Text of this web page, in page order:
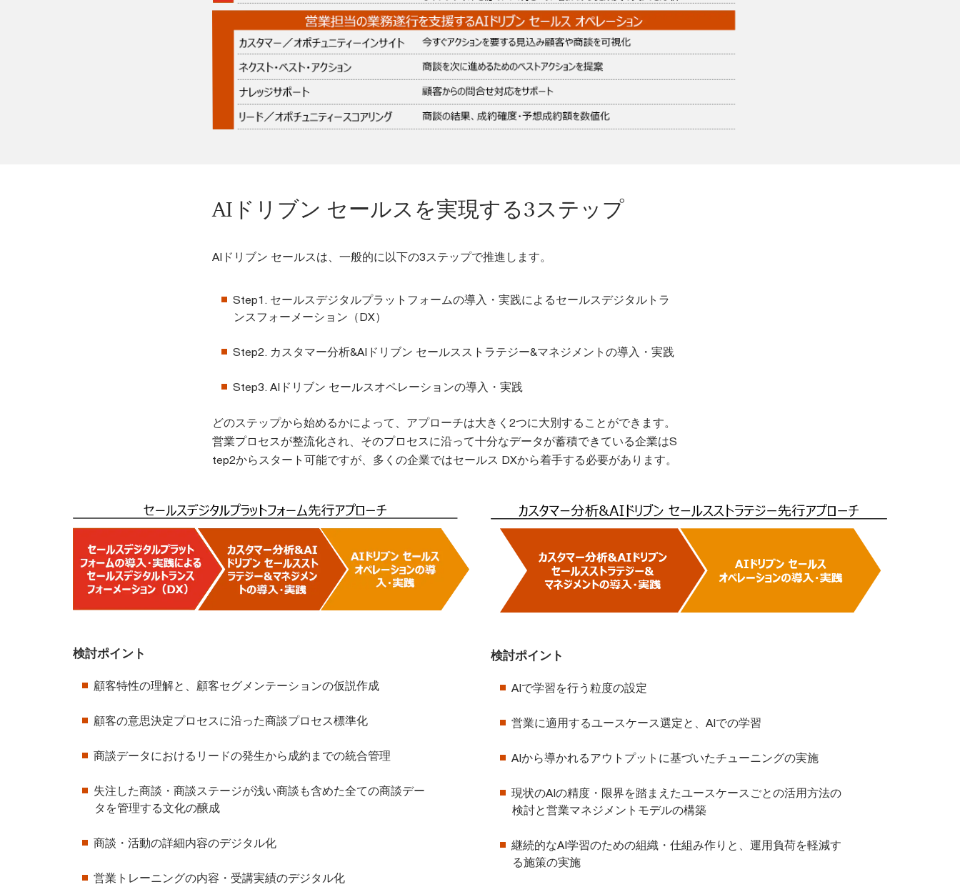
AIドリブン セールスを実現する3ステップ
AIドリブン セールスは、一般的に以下の3ステップで推進します。
Step1. セールスデジタルプラットフォームの導入・実践によるセールスデジタルトラ
ンスフォーメーション（DX）
Step2. カスタマー分析&AIドリブン セールスストラテジー&マネジメントの導入・実践
Step3. AIドリブン セールスオペレーションの導入・実践
どのステップから始めるかによって、アプローチは大きく2つに大別することができます。
営業プロセスが整流化され、そのプロセスに沿って十分なデータが蓄積できている企業はS
tep2からスタート可能ですが、多くの企業ではセールス DXから着手する必要があります。
検討ポイント
顧客特性の理解と、顧客セグメンテーションの仮説作成
顧客の意思決定プロセスに沿った商談プロセス標準化
商談データにおけるリードの発生から成約までの統合管理
失注した商談・商談ステージが浅い商談も含めた全ての商談デー
タを管理する文化の醸成
商談・活動の詳細内容のデジタル化
営業トレーニングの内容・受講実績のデジタル化
検討ポイント
AIで学習を行う粒度の設定
営業に適用するユースケース選定と、AIでの学習
AIから導かれるアウトプットに基づいたチューニングの実施
現状のAIの精度・限界を踏まえたユースケースごとの活用方法の
検討と営業マネジメントモデルの構築
継続的なAI学習のための組織・仕組み作りと、運用負荷を軽減す
る施策の実施